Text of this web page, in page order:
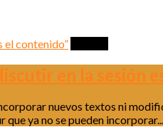
en la sesión
nuevos textos ni
ya no se pueden incorporar...